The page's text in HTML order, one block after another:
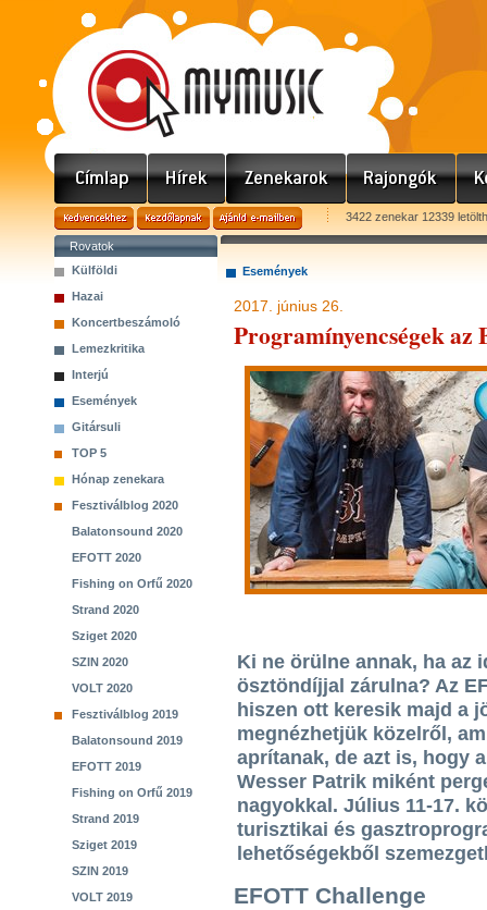
3422 zenekar 12339
Rovatok
Külföldi
Hazai
Koncertbeszámoló
Lemezkritika
Interjú
Események
Gitársuli
TOP 5
Hónap zenekara
Fesztiválblog 2020
Balatonsound 2020
EFOTT 2020
Fishing on Orfű 2020
Strand 2020
Sziget 2020
SZIN 2020
VOLT 2020
Fesztiválblog 2019
Balatonsound 2019
EFOTT 2019
Fishing on Orfű 2019
Strand 2019
Sziget 2019
SZIN 2019
VOLT 2019
Események
2017. június 26.
Programínyencségek
Ki ne örülne annak, ha az
ösztöndíjjal zárulna? Az
hiszen ott keresik majd a
megnézhetjük közelről,
aprítanak, de azt is, hogy
Wesser Patrik miként
nagyokkal. Július 11-17.
turisztikai és
lehetőségekből
EFOTT Challenge